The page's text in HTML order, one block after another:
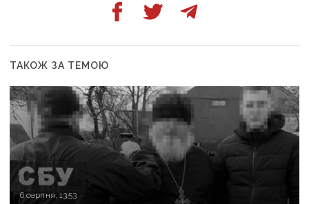
ТАКОЖ ЗА ТЕМОЮ
6 серпня, 13:53